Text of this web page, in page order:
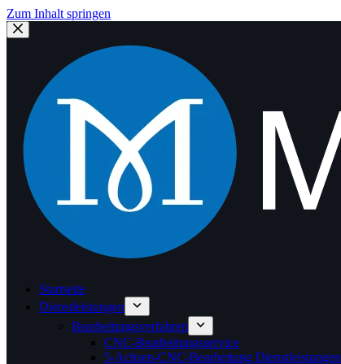
Zum Inhalt springen
Startseite
Dienstleistungen
Bearbeitungsverfahren
CNC-Bearbeitungsservice
5-Achsen-CNC-Bearbeitung Dienstleistungen